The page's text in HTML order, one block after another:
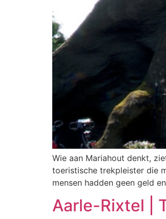
Wie aan Mariahout denkt,
toeristische trekpleister die
mensen hadden geen geld
Aarle-Rixtel |